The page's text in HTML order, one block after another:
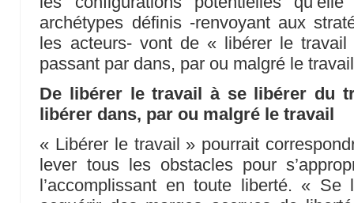
archétypes définis -renvoyant aux
les acteurs- vont de « libérer le
passant par dans, par ou malgré le
De libérer le travail à se libérer du
libérer dans, par ou malgré le travail
« Libérer le travail » pourrait
lever tous les obstacles pour
l’accomplissant en toute liberté. «